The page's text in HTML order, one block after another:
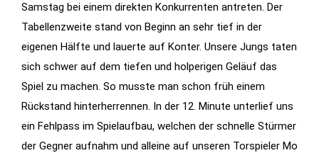
Samstag bei einem direkten Konkurrenten antreten. Der
Tabellenzweite stand von Beginn an sehr tief in der
eigenen Hälfte und lauerte auf Konter. Unsere Jungs taten
sich schwer auf dem tiefen und holperigen Geläuf das
Spiel zu machen. So musste man schon früh einem
Rückstand hinterherrennen. In der 12. Minute unterlief uns
ein Fehlpass im Spielaufbau, welchen der schnelle Stürmer
der Gegner aufnahm und alleine auf unseren Torspieler Mo
Notwendig
Diese
Cookies
werden für
die
Funktionalität
der Website
benötigt.